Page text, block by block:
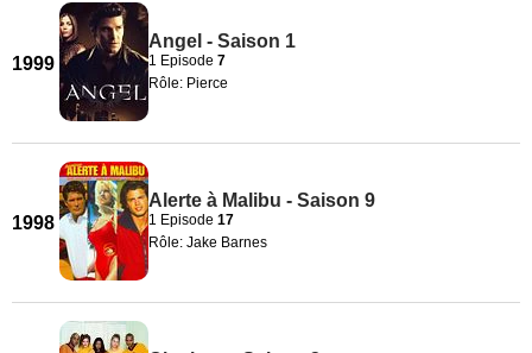
1999
Angel - Saison 1
1 Episode 7
Rôle: Pierce
1998
Alerte à Malibu - Saison 9
1 Episode 17
Rôle: Jake Barnes